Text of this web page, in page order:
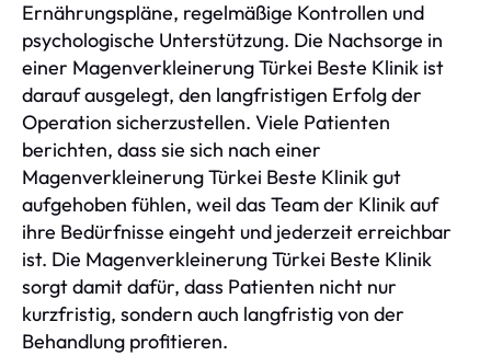
Ernährungspläne, regelmäßige Kontrollen und
psychologische Unterstützung. Die Nachsorge in
einer Magenverkleinerung Türkei Beste Klinik ist
darauf ausgelegt, den langfristigen Erfolg der
Operation sicherzustellen. Viele Patienten
berichten, dass sie sich nach einer
Magenverkleinerung Türkei Beste Klinik gut
aufgehoben fühlen, weil das Team der Klinik auf
ihre Bedürfnisse eingeht und jederzeit erreichbar
ist. Die Magenverkleinerung Türkei Beste Klinik
sorgt damit dafür, dass Patienten nicht nur
kurzfristig, sondern auch langfristig von der
Behandlung profitieren.